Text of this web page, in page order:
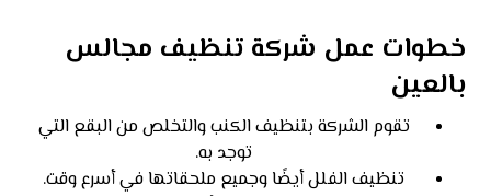
خطوات عمل شركة تنظيف مجالس
بالعين
تقوم الشركة بتنظيف الكنب والتخلص من البقع التي
توجد به.
تنظيف الفلل أيضًا وجميع ملحقاتها في أسرع وقت.